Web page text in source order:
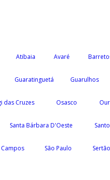
Atibaia Avaré
Guaratinguetá Guarulhos
das Cruzes Osasco
Santa Bárbara D'Oeste
Campos São Paulo